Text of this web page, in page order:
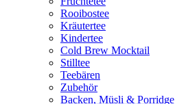
Rooibostee
Kräutertee
Kindertee
Cold Brew Mocktail
Stilltee
Teebären
Zubehör
Backen, Müsli & Porridge